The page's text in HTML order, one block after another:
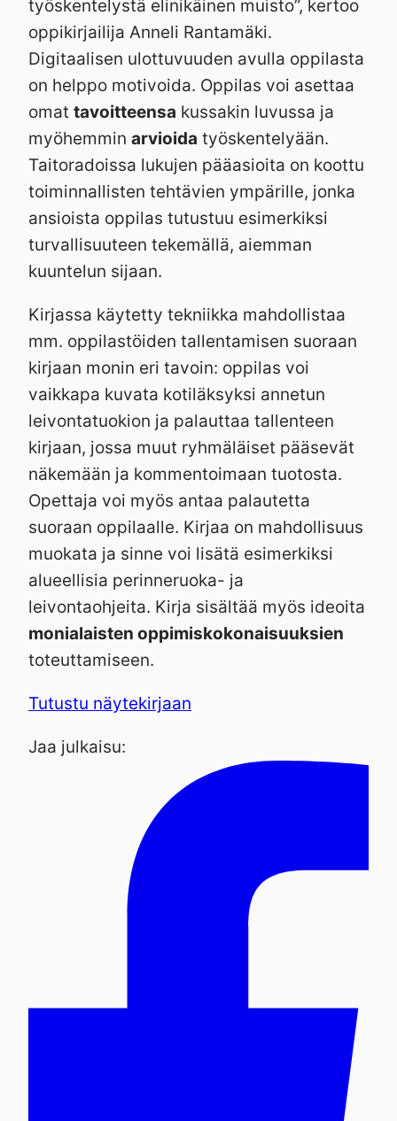
työskentelystä elinikäinen muisto”, kertoo
oppikirjailija Anneli Rantamäki.
Digitaalisen ulottuvuuden avulla oppilasta
on helppo motivoida. Oppilas voi asettaa
omat tavoitteensa kussakin luvussa ja
myöhemmin arvioida työskentelyään.
Taitoradoissa lukujen pääasioita on koottu
toiminnallisten tehtävien ympärille, jonka
ansioista oppilas tutustuu esimerkiksi
turvallisuuteen tekemällä, aiemman
kuuntelun sijaan.
Kirjassa käytetty tekniikka mahdollistaa
mm. oppilastöiden tallentamisen suoraan
kirjaan monin eri tavoin: oppilas voi
vaikkapa kuvata kotiläksyksi annetun
leivontatuokion ja palauttaa tallenteen
kirjaan, jossa muut ryhmäläiset pääsevät
näkemään ja kommentoimaan tuotosta.
Opettaja voi myös antaa palautetta
suoraan oppilaalle. Kirjaa on mahdollisuus
muokata ja sinne voi lisätä esimerkiksi
alueellisia perinneruoka- ja
leivontaohjeita. Kirja sisältää myös ideoita
monialaisten oppimiskokonaisuuksien
toteuttamiseen.
Tutustu näytekirjaan
Jaa julkaisu: